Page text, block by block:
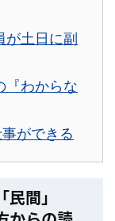
が土日に副
『わからな
ができる
間」